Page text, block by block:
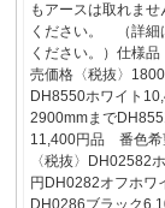
もアースは取れま
ください。 （詳細
ください。）仕様
売価格〈税抜〉
DH8550ホワイト
2900mmまで
11,400円品 番色希
〈税抜〉DH02582
円DH0282オフホワ